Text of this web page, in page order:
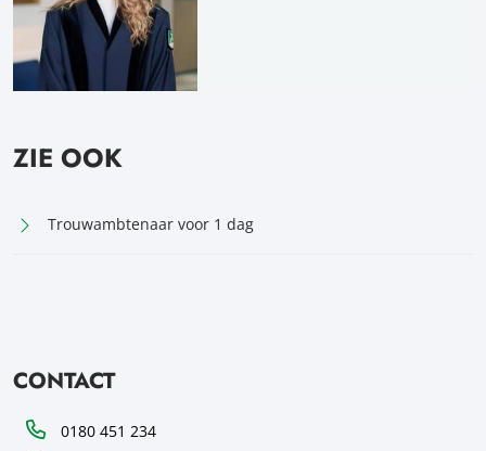
ZIE OOK
Trouwambtenaar voor 1 dag
CONTACT
Telefoon0180 451 234